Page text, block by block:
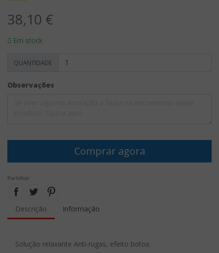
38,10 €
Em stock
QUANTIDADE
Observações
Comprar agora
Partilhar
Descrição Informação
Solução relaxante Anti-rugas, efeito botox.